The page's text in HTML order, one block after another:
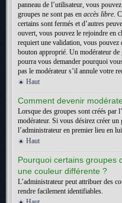
panneau de l’utilisateur, vous
groupes ne sont pas en accès libre.
certains sont fermés et d’autres
ouvert, vous pouvez le rejoindre en
requiert une validation, vous pouvez
bouton approprié. Un modérateur
pourra vous demander pourquoi
pas le modérateur s’il annule votre
Haut
Comment devenir
Lorsque des groupes sont créés par
modérateur. Si vous désirez créer un
l’administrateur en premier lieu en
Haut
Pourquoi certains groupes
une couleur différente ?
L’administrateur peut attribuer des
rendre facilement identifiables.